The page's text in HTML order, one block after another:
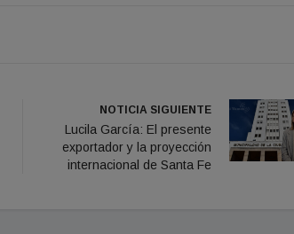
NOTICIA SIGUIENTE
Lucila García: El presente
exportador y la proyección
internacional de Santa Fe